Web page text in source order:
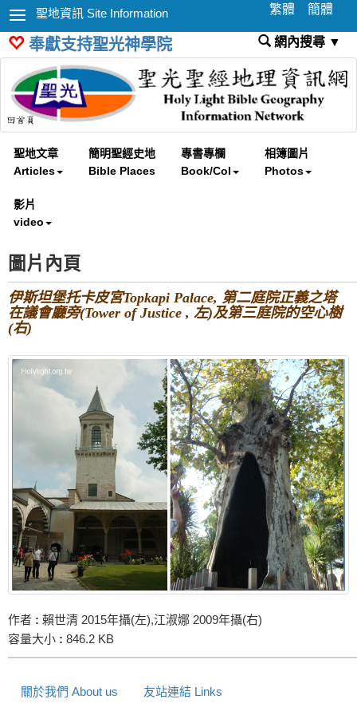
聖地資訊 Site Information 繁體 簡體
奉獻支持聖光神學院 網內搜尋 ▼
聖地文章
Articles
簡明聖經史地
Bible Places
專書專欄
Book/Col
相簿圖片
Photos
影片
video
圖片內頁
伊斯坦堡托卡皮宮Topkapi Palace, 第二庭院正義之塔
在議會廳旁(Tower of Justice , 左)及第三庭院的空心樹
(右)
作者 : 賴世清 2015年攝(左),江淑娜 2009年攝(右)
容量大小 : 846.2 KB
關於我們 About us 友站連結 Links